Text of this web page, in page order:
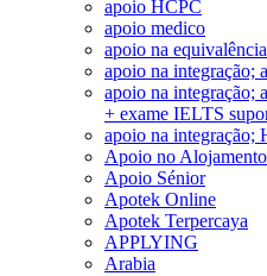
apoio HCPC
apoio medico
apoio na
apoio na integração;
apoio na integração;
+ exame IELTS
apoio na integração;
Apoio no Alojamento
Apoio Sénior
Apotek Online
Apotek Terpercaya
APPLYING
Arabia